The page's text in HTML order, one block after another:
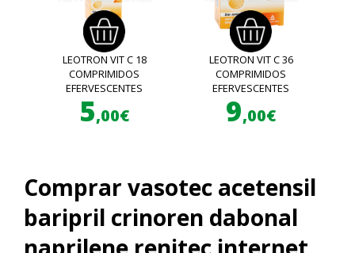
LEOTRON VIT C 18
COMPRIMIDOS
EFERVESCENTES
5,00€
LEOTRON VIT C 36
COMPRIMIDOS
EFERVESCENTES
9,00€
Comprar vasotec acetensil
baripril crinoren dabonal